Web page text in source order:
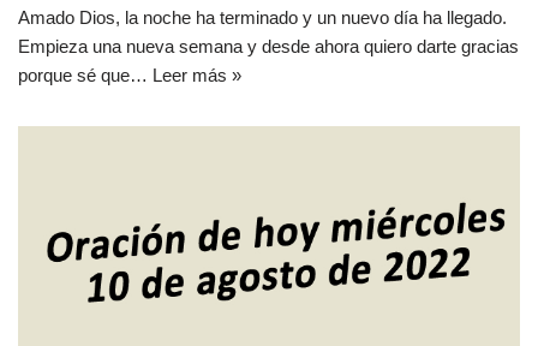
Amado Dios, la noche ha terminado y un nuevo día ha llegado.
Empieza una nueva semana y desde ahora quiero darte gracias
porque sé que… Leer más »